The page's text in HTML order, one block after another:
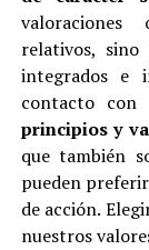
relativos, sino
integrados e
contacto
principios y
que también
pueden
de acción.
nuestros